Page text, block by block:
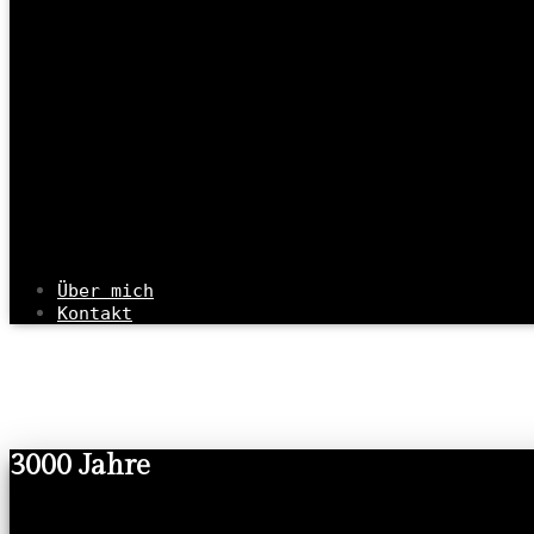
Über mich
Kontakt
3000 Jahre